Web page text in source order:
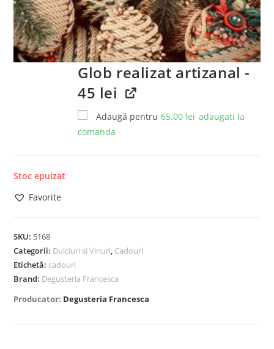
Glob realizat artizanal -
45 lei
Adaugă pentru 65.00 lei adaugati la
comanda
Stoc epuizat
Favorite
SKU: 5168
Categorii: Dulciuri si Vinuri, Cadouri
Etichetă: cadouri
Brand: Degusteria Francesca
Producator: Degusteria Francesca